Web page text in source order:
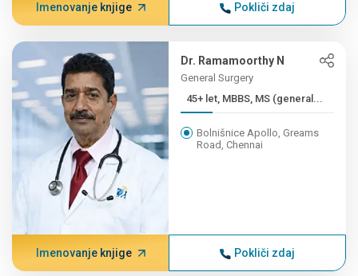
Imenovanje knjige Pokliči zdaj
Dr. Ramamoorthy N
General Surgery
45+ let, MBBS, MS (general...
Bolnišnice Apollo, Greams
Road, Chennai
Imenovanje knjige Pokliči zdaj